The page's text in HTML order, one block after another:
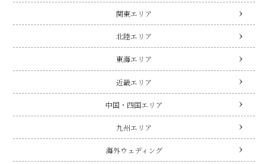
関東エリア
北陸エリア
東海エリア
近畿エリア
中国・四国エリア
九州エリア
海外ウェディング